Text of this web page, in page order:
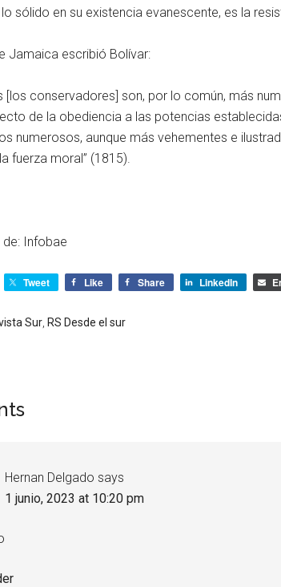
sólido en su existencia evanescente, es la
Jamaica escribió Bolívar:
[los conservadores] son, por lo común, más
de la obediencia a las potencias
numerosos, aunque más vehementes e
fuerza moral” (1815).
Infobae
Tweet Like Share LinkedIn
Sur RS Desde el sur
Hernan Delgado says
1 junio, 2023 at 10:20 pm